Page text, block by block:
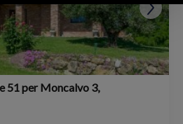
per Moncalvo 3,